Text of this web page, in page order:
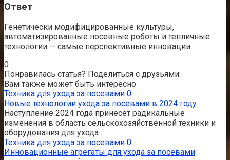
Ответ
Генетически модифицированные культуры,
автоматизированные посевные роботы и тепличные
технологии — самые перспективные инновации.
0
Понравилась статья? Поделиться с друзьями:
Вам также может быть интересно
Техника для ухода за посевами 0
Новые технологии ухода за посевами в 2024 году
Наступление 2024 года принесет радикальные
изменения в область сельскохозяйственной техники и
оборудования для ухода
Техника для ухода за посевами 0
Инновационные агрегаты для ухода за посевами